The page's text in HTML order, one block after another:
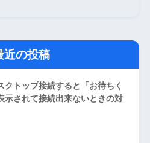
近の投稿
クトップ接続すると「お待ちく
示されて接続出来ないときの対